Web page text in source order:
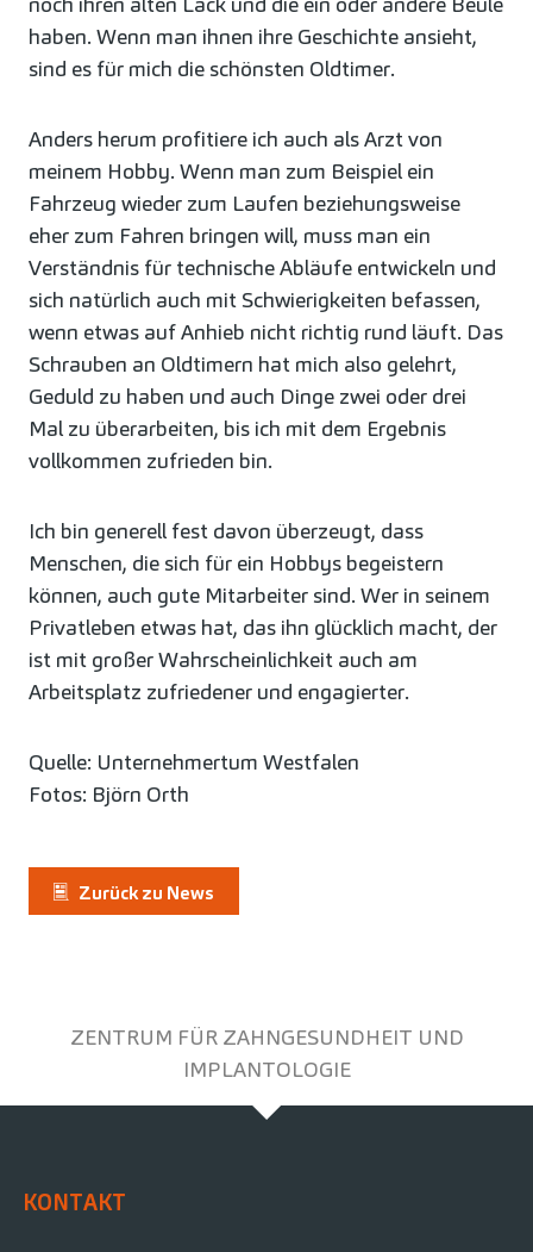
haben. Wenn man ihnen ihre Geschichte ansieht,
sind es für mich die schönsten Oldtimer.
Anders herum profitiere ich auch als Arzt von
meinem Hobby. Wenn man zum Beispiel ein
Fahrzeug wieder zum Laufen beziehungsweise
eher zum Fahren bringen will, muss man ein
Verständnis für technische Abläufe entwickeln und
sich natürlich auch mit Schwierigkeiten befassen,
wenn etwas auf Anhieb nicht richtig rund läuft. Das
Schrauben an Oldtimern hat mich also gelehrt,
Geduld zu haben und auch Dinge zwei oder drei
Mal zu überarbeiten, bis ich mit dem Ergebnis
vollkommen zufrieden bin.
Ich bin generell fest davon überzeugt, dass
Menschen, die sich für ein Hobbys begeistern
können, auch gute Mitarbeiter sind. Wer in seinem
Privatleben etwas hat, das ihn glücklich macht, der
ist mit großer Wahrscheinlichkeit auch am
Arbeitsplatz zufriedener und engagierter.
Quelle: Unternehmertum Westfalen
Fotos: Björn Orth
Zurück zu News
ZENTRUM FÜR ZAHNGESUNDHEIT UND
IMPLANTOLOGIE
KONTAKT